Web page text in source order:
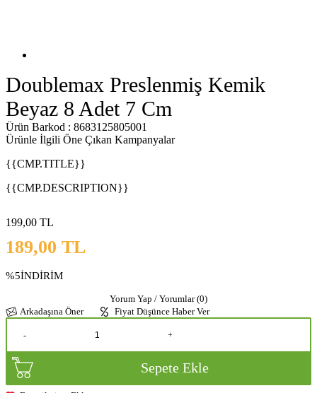
Doublemax Preslenmiş Kemik
Beyaz 8 Adet 7 Cm
Ürün Barkod : 8683125805001
Ürünle İlgili Öne Çıkan Kampanyalar
{{CMP.TITLE}}
{{CMP.DESCRIPTION}}
199,00 TL
189,00 TL
%5İNDİRİM
Yorum Yap / Yorumlar (0)
Arkadaşına Öner
Fiyat Düşünce Haber Ver
- +
Sepete Ekle